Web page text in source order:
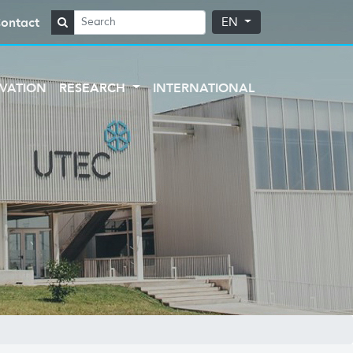
EN
RESEARCH INTERNATIONAL